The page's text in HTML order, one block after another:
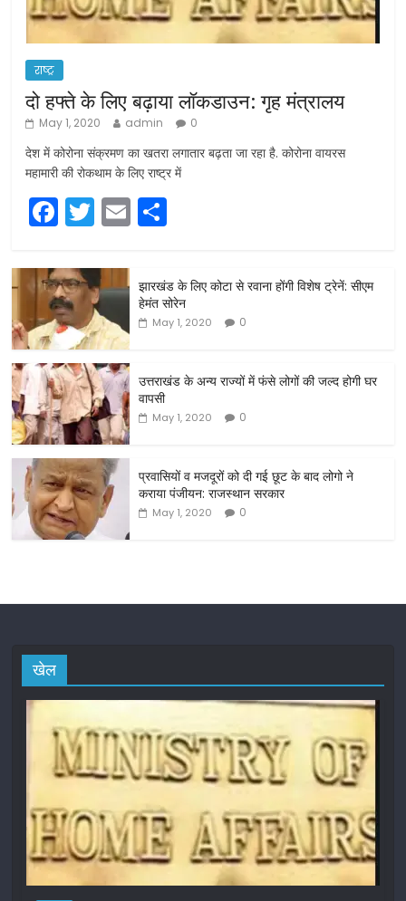
राष्ट्र
दो हफ्ते के लिए बढ़ाया लॉकडाउन: गृह मंत्रालय
May 1, 2020 admin 0
देश में कोरोना संक्रमण का खतरा लगातार बढ़ता जा रहा है. कोरोना वायरस
महामारी की रोकथाम के लिए राष्ट्र में
F
a
c
e
b
o
o
k
T
w
itt
er
E
m
ar
e
झारखंड के लिए कोटा से रवाना होंगी विशेष ट्रेनें: सीएम
हेमंत सोरेन
May 1, 2020 0
उत्तराखंड के अन्य राज्यों में फंसे लोगों की जल्द होगी घर
वापसी
May 1, 2020 0
प्रवासियों व मजदूरों को दी गई छूट के बाद लोगो ने
कराया पंजीयन: राजस्थान सरकार
May 1, 2020 0
खेल